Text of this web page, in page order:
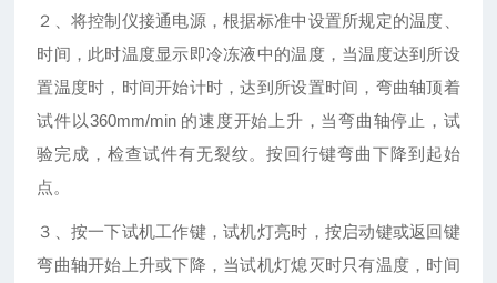
２、将控制仪接通电源，根据标准中设置所规定的温度、
时间，此时温度显示即冷冻液中的温度，当温度达到所设
置温度时，时间开始计时，达到所设置时间，弯曲轴顶着
试件以360mm/min 的速度开始上升，当弯曲轴停止，试
验完成，检查试件有无裂纹。按回行键弯曲下降到起始
点。
３、按一下试机工作键，试机灯亮时，按启动键或返回键
弯曲轴开始上升或下降，当试机灯熄灭时只有温度，时间